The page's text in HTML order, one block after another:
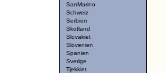
SanMarino
Schweiz
Serbien
Skotland
Slovakiet
Slovenien
Spanien
Sverige
Tjekkiet